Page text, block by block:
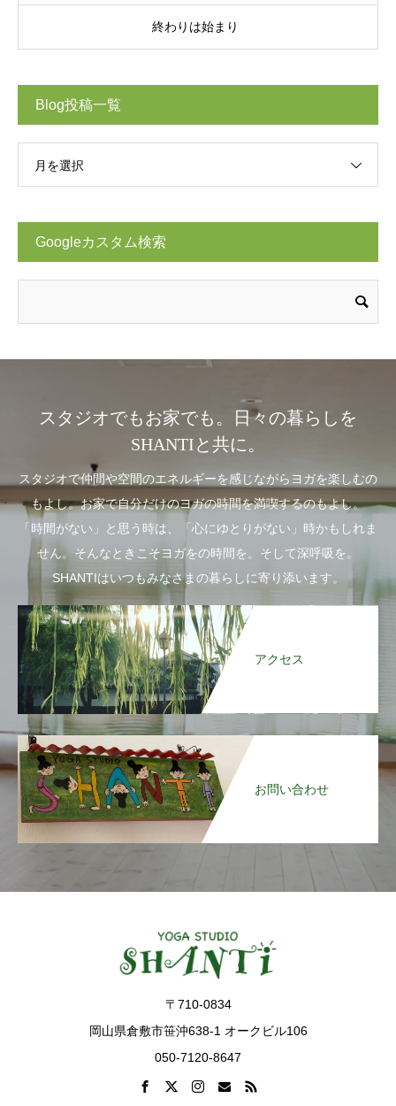
終わりは始まり
Blog投稿一覧
月を選択
Googleカスタム検索
スタジオでもお家でも。日々の暮らしを
SHANTIと共に。
スタジオで仲間や空間のエネルギーを感じながらヨガを楽しむの
もよし。お家で自分だけのヨガの時間を満喫するのもよし。
「時間がない」と思う時は、「心にゆとりがない」時かもしれま
せん。そんなときこそヨガをの時間を。そして深呼吸を。
SHANTIはいつもみなさまの暮らしに寄り添います。
アクセス
お問い合わせ
〒710-0834
岡山県倉敷市笹沖638-1 オークビル106
050-7120-8647